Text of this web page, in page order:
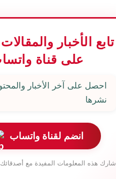
تابع الأخبار
على قناة
احصل على آخر الأخبار
نشرها
انضم لقناة واتساب
شارك هذه المعلومات المفيدة مع